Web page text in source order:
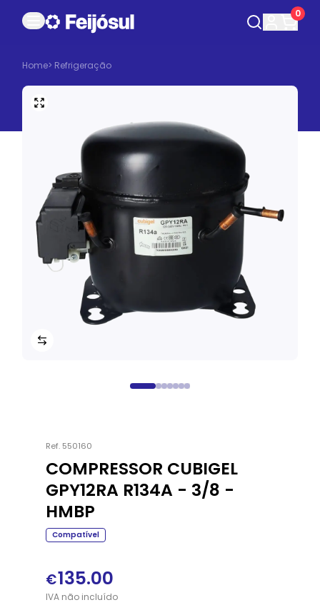
0
Home> Refrigeração
Ref. 550160
COMPRESSOR CUBIGEL
GPY12RA R134A - 3/8 -
HMBP
Compatível
€135.00
IVAnãoincluído